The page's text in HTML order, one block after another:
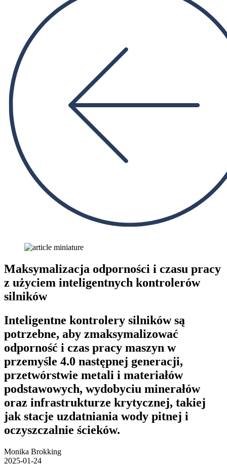
Maksymalizacja odporności i czasu pracy
z użyciem inteligentnych kontrolerów
silników
Inteligentne kontrolery silników są
potrzebne, aby zmaksymalizować
odporność i czas pracy maszyn w
przemyśle 4.0 następnej generacji,
przetwórstwie metali i materiałów
podstawowych, wydobyciu minerałów
oraz infrastrukturze krytycznej, takiej
jak stacje uzdatniania wody pitnej i
oczyszczalnie ścieków.
Monika Brokking
2025-01-24